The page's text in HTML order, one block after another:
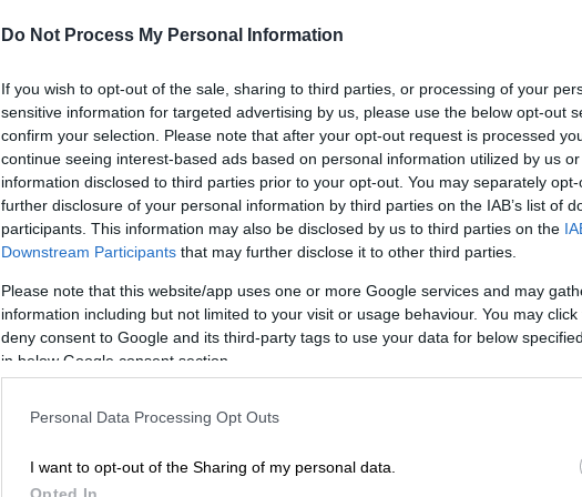
Do Not Process My Personal Information
If you wish to opt-out of the sale, sharing to third parties, or processing of your
sensitive information for targeted advertising by us, please use the below opt-out
confirm your selection. Please note that after your opt-out request is processed
continue seeing interest-based ads based on personal information utilized by us
information disclosed to third parties prior to your opt-out. You may separately
further disclosure of your personal information by third parties on the IAB’s list of
participants. This information may also be disclosed by us to third parties on the
Downstream Participants that may further disclose it to other third parties.
Please note that this website/app uses one or more Google services and may
information including but not limited to your visit or usage behaviour. You may
deny consent to Google and its third-party tags to use your data for below
in below Google consent section.
Personal Data Processing Opt Outs
I want to opt-out of the Sharing of my personal data.
Opted In
δάσους
Στάχτη 113.386 στρέμματα στη
Δυτική Αττική - Το 40% των καμένω
εκτάσεων αφορά πεύκα
Ελλάδα |05.08.2026 18:19
Όλα τα μέτρα μετά τις φωτιές: Τα
6.000 + 600 ευρώ, το επίδομα
ενοικίου και τα ποσά
ανακατασκευής σπιτιού
τα μέτρα στους πυρόπληκτους - Η